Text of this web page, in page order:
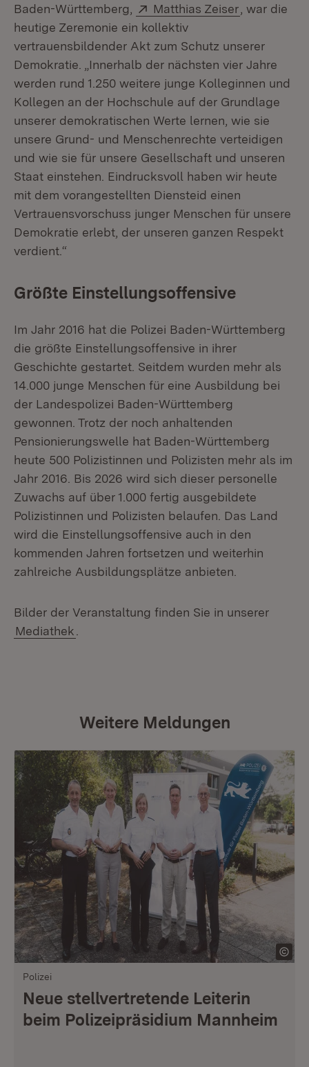
Baden-Württemberg, Extern:
Matthias Zeiser (Öffnet in
, war die
heutige Zeremonie ein kollektiv
vertrauensbildender Akt zum Schutz unserer
Demokratie. „Innerhalb der nächsten vier Jahre
werden rund 1.250 weitere junge Kolleginnen und
Kollegen an der Hochschule auf der Grundlage
unserer demokratischen Werte lernen, wie sie
unsere Grund- und Menschenrechte verteidigen
und wie sie für unsere Gesellschaft und unseren
Staat einstehen. Eindrucksvoll haben wir heute
mit dem vorangestellten Diensteid einen
Vertrauensvorschuss junger Menschen für unsere
Demokratie erlebt, der unseren ganzen Respekt
verdient.“
Größte Einstellungsoffensive
Im Jahr 2016 hat die Polizei Baden-Württemberg
die größte Einstellungsoffensive in ihrer
Geschichte gestartet. Seitdem wurden mehr als
14.000 junge Menschen für eine Ausbildung bei
der Landespolizei Baden-Württemberg
gewonnen. Trotz der noch anhaltenden
Pensionierungswelle hat Baden-Württemberg
heute 500 Polizistinnen und Polizisten mehr als im
Jahr 2016. Bis 2026 wird sich dieser personelle
Zuwachs auf über 1.000 fertig ausgebildete
Polizistinnen und Polizisten belaufen. Das Land
wird die Einstellungsoffensive auch in den
kommenden Jahren fortsetzen und weiterhin
zahlreiche Ausbildungsplätze anbieten.
Bilder der Veranstaltung finden Sie in unserer
Mediathek
Weitere Meldungen
Polizei
Neue stellvertretende Leiterin
beim Polizeipräsidium Mannheim